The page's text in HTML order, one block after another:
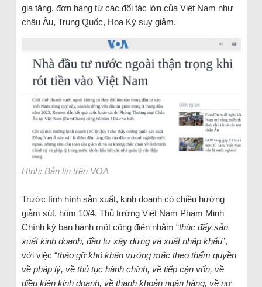
gia tăng, đơn hàng từ các đối tác lớn của Việt Nam như
châu Âu, Trung Quốc, Hoa Kỳ suy giảm.
Hình: Bản tin trên VOA
Trước tình hình sản xuất, kinh doanh có chiều hướng
giảm sút, hôm 10/4, Thủ tướng Việt Nam Phạm Minh
Chính ký ban hành một công điện nhằm “thúc đẩy sản
xuất kinh doanh, đầu tư xây dựng và xuất nhập khẩu”,
với việc “tháo gỡ khó khăn vướng mắc theo thẩm quyền
về pháp lý, về thủ tục hành chính, về tiếp cận vốn, về
điều kiện kinh doanh, về thanh khoản ngân hàng, về nợ